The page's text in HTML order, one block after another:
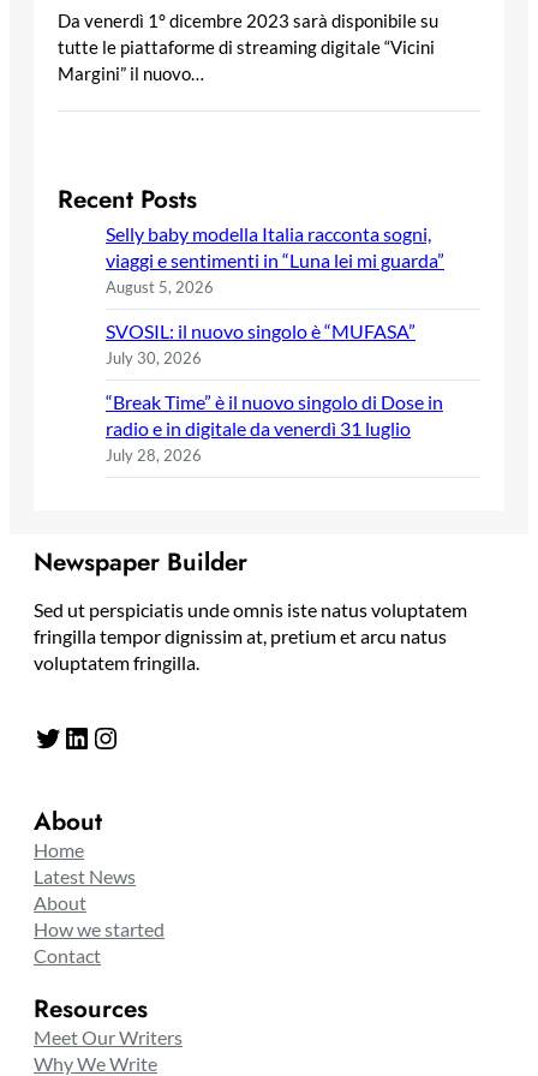
Da venerdì 1° dicembre 2023 sarà disponibile su
tutte le piattaforme di streaming digitale “Vicini
Margini” il nuovo…
Recent Posts
Selly baby modella Italia racconta sogni,
viaggi e sentimenti in “Luna lei mi guarda”
August 5, 2026
SVOSIL: il nuovo singolo è “MUFASA”
July 30, 2026
“Break Time” è il nuovo singolo di Dose in
radio e in digitale da venerdì 31 luglio
July 28, 2026
Newspaper Builder
Sed ut perspiciatis unde omnis iste natus voluptatem
fringilla tempor dignissim at, pretium et arcu natus
voluptatem fringilla.
Twitter LinkedIn Instagram
About
Home
Latest News
About
How we started
Contact
Resources
Meet Our Writers
Why We Write